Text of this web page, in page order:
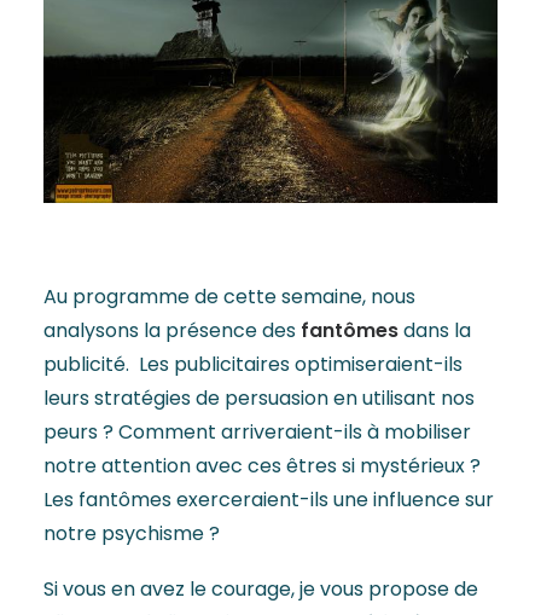
Au programme de cette semaine, nous
analysons la présence des fantômesdans la
publicité. Les publicitaires optimiseraient-ils
leurs stratégies de persuasion en utilisant nos
peurs ? Comment arriveraient-ils à mobiliser
notre attention avec ces êtres si mystérieux ?
Les fantômes exerceraient-ils une influence sur
notre psychisme ?
Si vous en avez le courage, je vous propose de